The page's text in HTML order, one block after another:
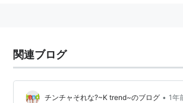
関連ブログ
チンチャそれな?~K trend~のブログ • 1年